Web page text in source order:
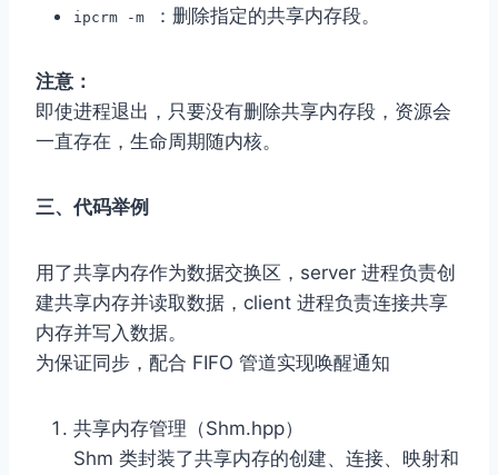
ipcrm -m ：删除指定的共享内存段。
注意：
即使进程退出，只要没有删除共享内存段，资源会
一直存在，生命周期随内核。
三、代码举例
用了共享内存作为数据交换区，server 进程负责创
建共享内存并读取数据，client 进程负责连接共享
内存并写入数据。
为保证同步，配合 FIFO 管道实现唤醒通知
共享内存管理（Shm.hpp）
Shm 类封装了共享内存的创建、连接、映射和